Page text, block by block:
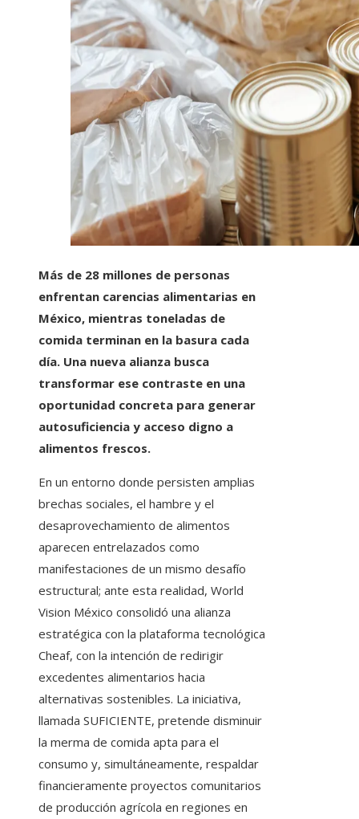
Más de 28 millones de personas
enfrentan carencias alimentarias en
México, mientras toneladas de
comida terminan en la basura cada
día. Una nueva alianza busca
transformar ese contraste en una
oportunidad concreta para generar
autosuficiencia y acceso digno a
alimentos frescos.
En un entorno donde persisten amplias
brechas sociales, el hambre y el
desaprovechamiento de alimentos
aparecen entrelazados como
manifestaciones de un mismo desafío
estructural; ante esta realidad, World
Vision México consolidó una alianza
estratégica con la plataforma tecnológica
Cheaf, con la intención de redirigir
excedentes alimentarios hacia
alternativas sostenibles. La iniciativa,
llamada SUFICIENTE, pretende disminuir
la merma de comida apta para el
consumo y, simultáneamente, respaldar
financieramente proyectos comunitarios
de producción agrícola en regiones en